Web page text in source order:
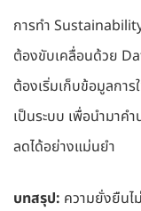
การทำ
ต้องขับเคลื่อนด้วย
ต้องเริ่มเก็บข้อมูลกา
เป็นระบบ เพื่อนำมา
ลดได้อย่างแม่นยำ
บทสรุป: ความยั่งยืนไ